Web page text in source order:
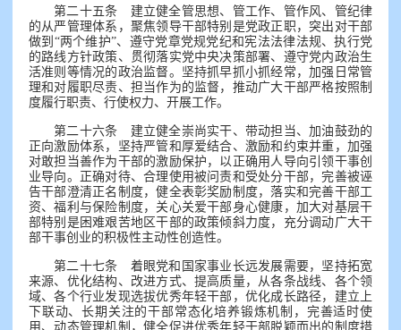
第二十五条 建立健全管思想、管工作、管作风、管纪律
的从严管理体系，聚焦领导干部特别是党政正职，突出对干部
做到“两个维护”、遵守党章党规党纪和宪法法律法规、执行党
的路线方针政策、贯彻落实党中央决策部署、遵守党内政治生
活准则等情况的政治监督。坚持抓早抓小抓经常，加强日常管
理和对履职尽责、担当作为的监督，推动广大干部严格按照制
度履行职责、行使权力、开展工作。
第二十六条 建立健全崇尚实干、带动担当、加油鼓劲的
正向激励体系，坚持严管和厚爱结合、激励和约束并重，加强
对敢担当善作为干部的激励保护，以正确用人导向引领干事创
业导向。正确对待、合理使用被问责和受处分干部，完善被诬
告干部澄清正名制度，健全表彰奖励制度，落实和完善干部工
资、福利与保险制度，关心关爱干部身心健康，加大对基层干
部特别是困难艰苦地区干部的政策倾斜力度，充分调动广大干
部干事创业的积极性主动性创造性。
第二十七条 着眼党和国家事业长远发展需要，坚持拓宽
来源、优化结构、改进方式、提高质量，从各条战线、各个领
域、各个行业发现选拔优秀年轻干部，优化成长路径，建立上
下联动、长期关注的干部常态化培养锻炼机制，完善适时使
用、动态管理机制，健全促进优秀年轻干部脱颖而出的制度措